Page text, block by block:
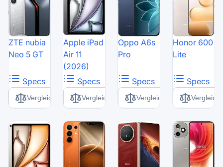
ZTE nubia
Neo 5 GT
Specs
Vergleich
Apple iPad
Air 11
(2026)
Specs
Vergleich
Oppo A6s
Pro
Specs
Vergleich
Honor 600
Lite
Specs
Vergleich